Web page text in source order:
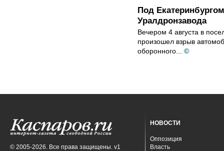
Под
Уралдронзавода
Вечером 4 августа в
произошел взрыв
оборонного...
©
© 2005-2026. Все права защищены. v1
НОВОСТИ
Оппозиция
Власть